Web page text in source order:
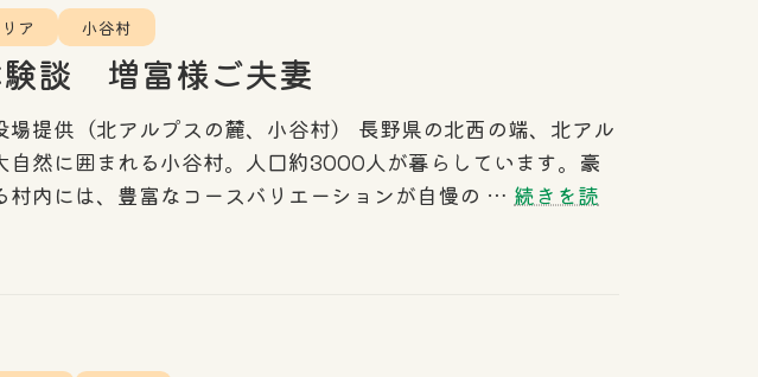
エリア 南信エリア
ア 小谷村
験談 増富様ご夫妻
場提供（北アルプスの麓、小谷村） 長野県の北西の端、北アル
自然に囲まれる小谷村。人口約3000人が暮らしています。豪
村内には、豊富なコースバリエーションが自慢の … 続きを読